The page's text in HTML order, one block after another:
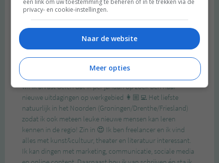
privacy- en cookie-instellingen.
Naar de website
Meer opties